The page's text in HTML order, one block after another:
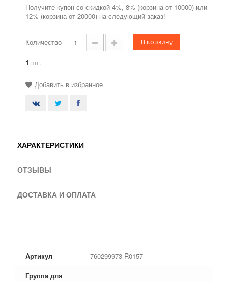
Получите купон со скидкой 4%, 8% (корзина от 10000) или
12% (корзина от 20000) на следующий заказ!
Количество В корзину
1 шт.
Добавить в избранное
ХАРАКТЕРИСТИКИ
ОТЗЫВЫ
ДОСТАВКА И ОПЛАТА
Артикул 760299973-R0157
Группа для